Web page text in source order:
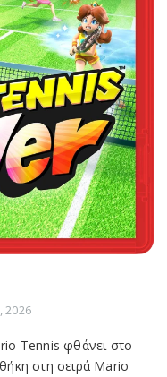
2026
Tennis φθάνει στο
στη σειρά Mario